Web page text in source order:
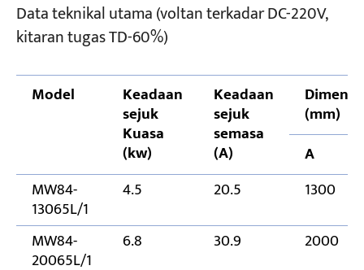
Data teknikal utama (voltan terkadar DC-220V,
kitaran tugas TD-60%)
Model Keadaan
sejuk
Kuasa
(kw)
Keadaan
sejuk
semasa
(A)
(mm)
A
MW84-
13065L/1
4.5 20.5 1300
MW84-
20065L/1
6.8 30.9 2000